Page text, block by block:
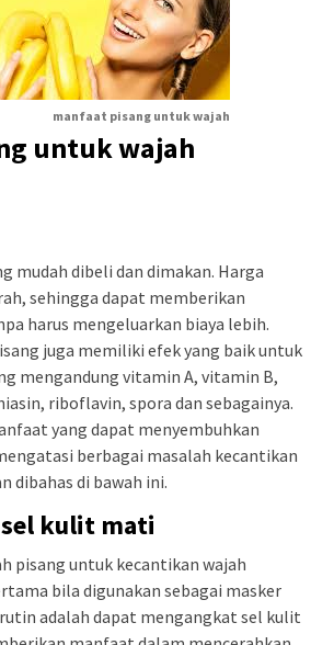
manfaat pisang untuk wajah
untuk wajah
mudah dibeli dan dimakan. Harga
sehingga dapat memberikan
harus mengeluarkan biaya lebih.
juga memiliki efek yang baik untuk
mengandung vitamin A, vitamin B,
riboflavin, spora dan sebagainya.
yang dapat menyembuhkan
berbagai masalah kecantikan
dibahas di bawah ini.
kulit mati
pisang untuk kecantikan wajah
bila digunakan sebagai masker
adalah dapat mengangkat sel kulit